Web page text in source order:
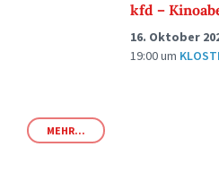
kfd –
16. Oktober
19:00um
MEHR...